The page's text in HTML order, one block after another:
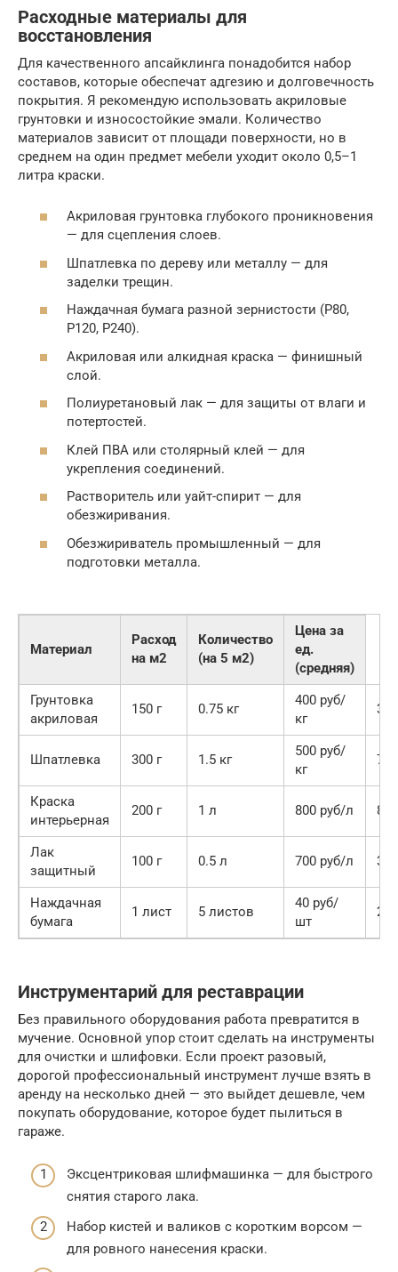
Расходные материалы для
восстановления
Для качественного апсайклинга понадобится набор
составов, которые обеспечат адгезию и долговечность
покрытия. Я рекомендую использовать акриловые
грунтовки и износостойкие эмали. Количество
материалов зависит от площади поверхности, но в
среднем на один предмет мебели уходит около 0,5–1
литра краски.
Акриловая грунтовка глубокого проникновения
— для сцепления слоев.
Шпатлевка по дереву или металлу — для
заделки трещин.
Наждачная бумага разной зернистости (P80,
P120, P240).
Акриловая или алкидная краска — финишный
слой.
Полиуретановый лак — для защиты от влаги и
потертостей.
Клей ПВА или столярный клей — для
укрепления соединений.
Растворитель или уайт-спирит — для
обезжиривания.
Обезжириватель промышленный — для
подготовки металла.
Материал
Расход
на м2
Количество
(на 5 м2)
Цена за
ед.
(средняя)
Грунтовка
акриловая
150 г 0.75 кг
400 руб/
кг
300
Шпатлевка 300 г 1.5 кг
500 руб/
кг
750
Краска
интерьерная
200 г 1 л 800 руб/л 800
Лак
защитный
100 г 0.5 л 700 руб/л 350
Наждачная
бумага
1 лист 5 листов
40 руб/
шт
200
Инструментарий для реставрации
Без правильного оборудования работа превратится в
мучение. Основной упор стоит сделать на инструменты
для очистки и шлифовки. Если проект разовый,
дорогой профессиональный инструмент лучше взять в
аренду на несколько дней — это выйдет дешевле, чем
покупать оборудование, которое будет пылиться в
гараже.
Эксцентриковая шлифмашинка — для быстрого
снятия старого лака.
Набор кистей и валиков с коротким ворсом —
для ровного нанесения краски.